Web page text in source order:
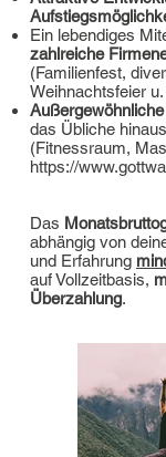
Ein lebendiges
zahlreiche
(Familienfest,
Weihnachtsfeier u.
das Übliche
(Fitnessraum,
https://
Das
abhängig von
und Erfahrung
auf Vollzeitbasis,
Überzahlung.